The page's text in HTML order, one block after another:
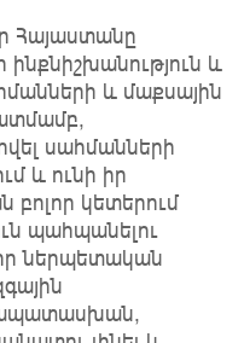
Հայաստանը
և
և մաքսային
սահմանների
և ունի իր
բոլոր կետերում
պահպանելու
ներպետական